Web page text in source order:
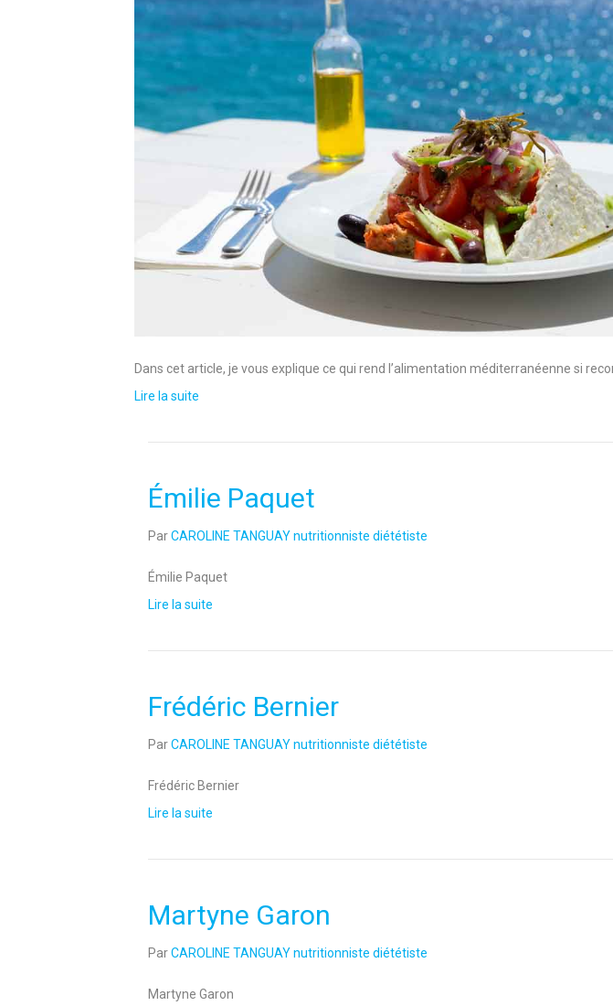
Dans cet article, je vous explique ce qui rend l’alimentation méditerranéenne si
Lire la suite
Émilie Paquet
ParCAROLINE TANGUAY nutritionniste diététiste
Émilie Paquet
Lire la suite
Frédéric Bernier
ParCAROLINE TANGUAY nutritionniste diététiste
Frédéric Bernier
Lire la suite
Martyne Garon
ParCAROLINE TANGUAY nutritionniste diététiste
Martyne Garon